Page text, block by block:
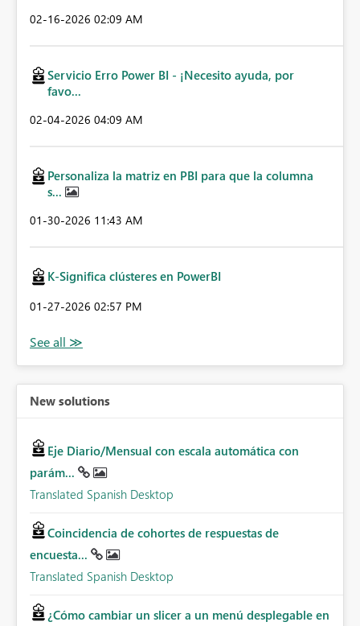
‎02-16-2026 02:09 AM
Servicio Erro Power BI - ¡Necesito ayuda, por
favo...
‎02-04-2026 04:09 AM
Personaliza la matriz en PBI para que la columna
s...
‎01-30-2026 11:43 AM
K-Significa clústeres en PowerBI
‎01-27-2026 02:57 PM
New solutions
Eje Diario/Mensual con escala automática con
parám...
Translated Spanish Desktop
Coincidencia de cohortes de respuestas de
encuesta...
Translated Spanish Desktop
¿Cómo cambiar un slicer a un menú desplegable en